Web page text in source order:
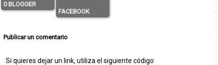
0 BLOGGER
FACEBOOK
Publicar un comentario
Si quieres dejar un link, utiliza el siguiente código